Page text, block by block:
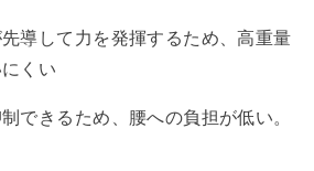
導して力を発揮するため、高重量
くい
できるため、腰への負担が低い。